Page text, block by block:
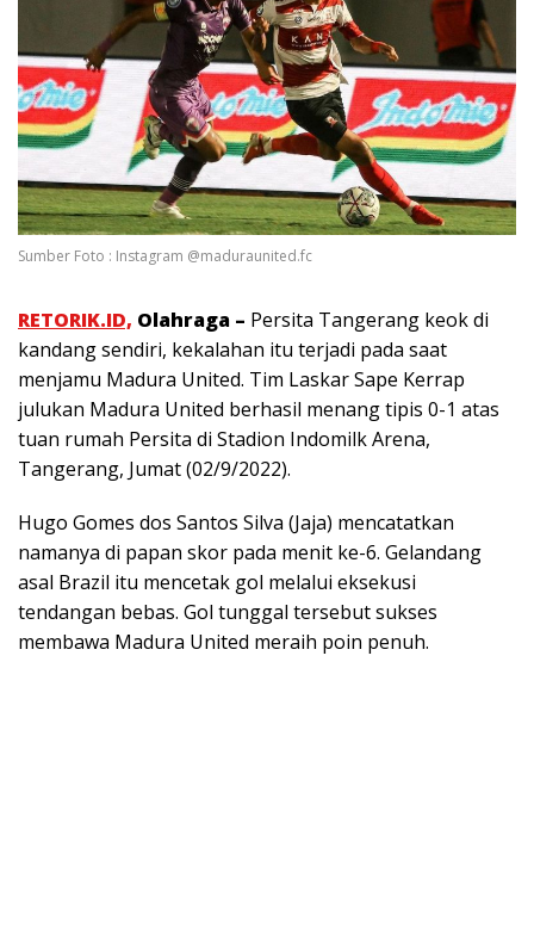
Sumber Foto : Instagram @maduraunited.fc
RETORIK.ID, Olahraga – Persita Tangerang keok di
kandang sendiri, kekalahan itu terjadi pada saat
menjamu Madura United. Tim Laskar Sape Kerrap
julukan Madura United berhasil menang tipis 0-1 atas
tuan rumah Persita di Stadion Indomilk Arena,
Tangerang, Jumat (02/9/2022).
Hugo Gomes dos Santos Silva (Jaja) mencatatkan
namanya di papan skor pada menit ke-6. Gelandang
asal Brazil itu mencetak gol melalui eksekusi
tendangan bebas. Gol tunggal tersebut sukses
membawa Madura United meraih poin penuh.